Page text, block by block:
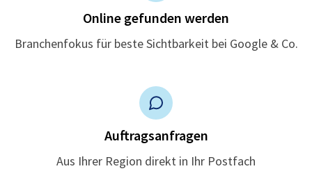
Online gefunden werden
Branchenfokus für beste Sichtbarkeit bei Google & Co.
Auftragsanfragen
Aus Ihrer Region direkt in Ihr Postfach